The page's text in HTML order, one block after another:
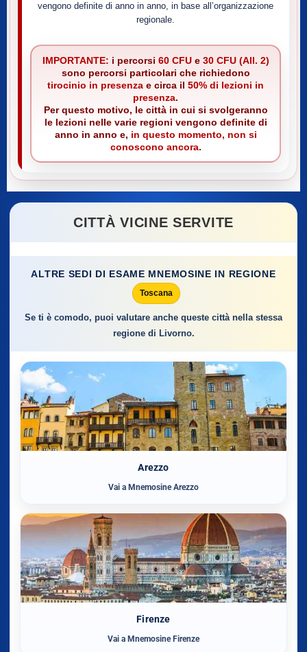
vengono definite di anno in anno, in base all’organizzazione
regionale.
IMPORTANTE: i percorsi 60 CFUe 30 CFU (All. 2)
sono percorsi particolari che richiedono
tirocinio in presenza e circa il 50% di lezioni in
presenza.
Per questo motivo, le città in cui si svolgeranno
le lezioni nelle varie regioni vengono definite di
anno in anno e, in questo momento, non si
conoscono ancora.
CITTÀ VICINE SERVITE
ALTRE SEDI DI ESAME MNEMOSINE IN REGIONE
Toscana
Se ti è comodo, puoi valutare anche queste città nella stessa
regione di Livorno.
Arezzo
Vai a Mnemosine Arezzo
Firenze
Vai a Mnemosine Firenze